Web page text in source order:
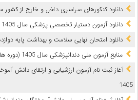
دانلود کنکورهای سراسری داخل و خارج از کشور سالهای 1381
دانلود آزمون دستیار تخصصی پزشکی سال 1405 + کلید نهایی
دانلود امتحان نهایی سلامت و بهداشت پایه دوازدهم تیر
ﻣﻨﺎﺑﻊ آزﻣﻮن ﻣﻠﯽ دندانپزشکی سال 1405 (دوره های 25 و 26)
آغاز ثبت نام آزمون‌ ارزشیابی و ارتقای دانش
1405